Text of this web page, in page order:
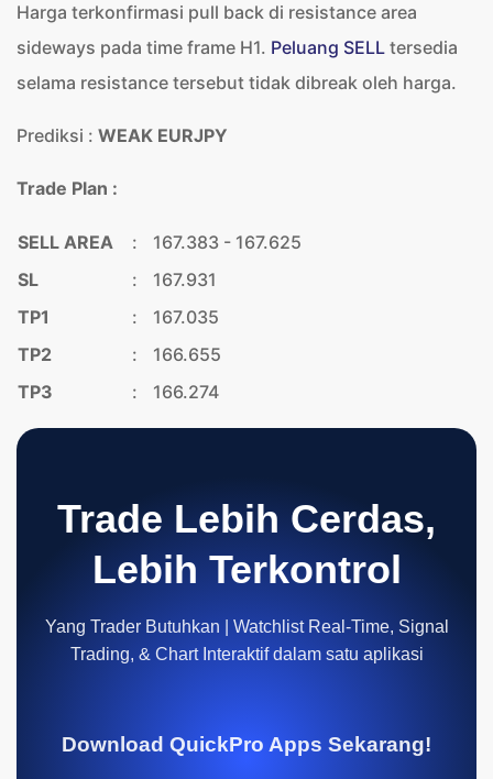
Harga terkonfirmasi pull back di resistance area
sideways pada time frame H1. Peluang SELL tersedia
selama resistance tersebut tidak dibreak oleh harga.
Prediksi : WEAK EURJPY
Trade Plan :
SELL AREA :
167.383 - 167.625
SL
:
167.931
TP1
:
167.035
TP2
:
166.655
TP3
: 166.274
Trade Lebih Cerdas,
Lebih Terkontrol
Yang Trader Butuhkan | Watchlist Real-Time, Signal
Trading, & Chart Interaktif dalam satu aplikasi
Download QuickPro Apps Sekarang!